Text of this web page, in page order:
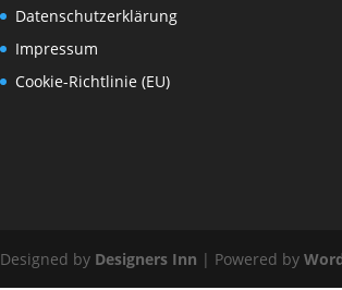
Datenschutzerklärung
Impressum
Cookie-Richtlinie (EU)
Designed by Designers Inn | Powered by